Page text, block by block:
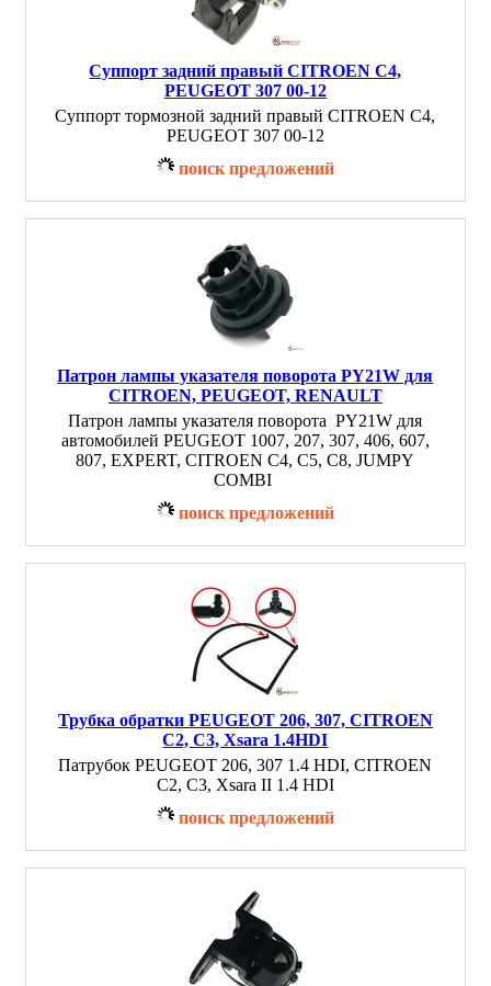
Суппорт задний правый CITROEN C4,
PEUGEOT 307 00-12
Суппорт тормозной задний правый CITROEN C4,
PEUGEOT 307 00-12
поиск предложений
Патрон лампы указателя поворота PY21W для
CITROEN, PEUGEOT, RENAULT
Патрон лампы указателя поворота PY21W для
автомобилей PEUGEOT 1007, 207, 307, 406, 607,
807, EXPERT, CITROEN C4, C5, C8, JUMPY
COMBI
поиск предложений
Трубка обратки PEUGEOT 206, 307, CITROEN
C2, C3, Xsara 1.4HDI
Патрубок PEUGEOT 206, 307 1.4 HDI, CITROEN
C2, C3, Xsara II 1.4 HDI
поиск предложений